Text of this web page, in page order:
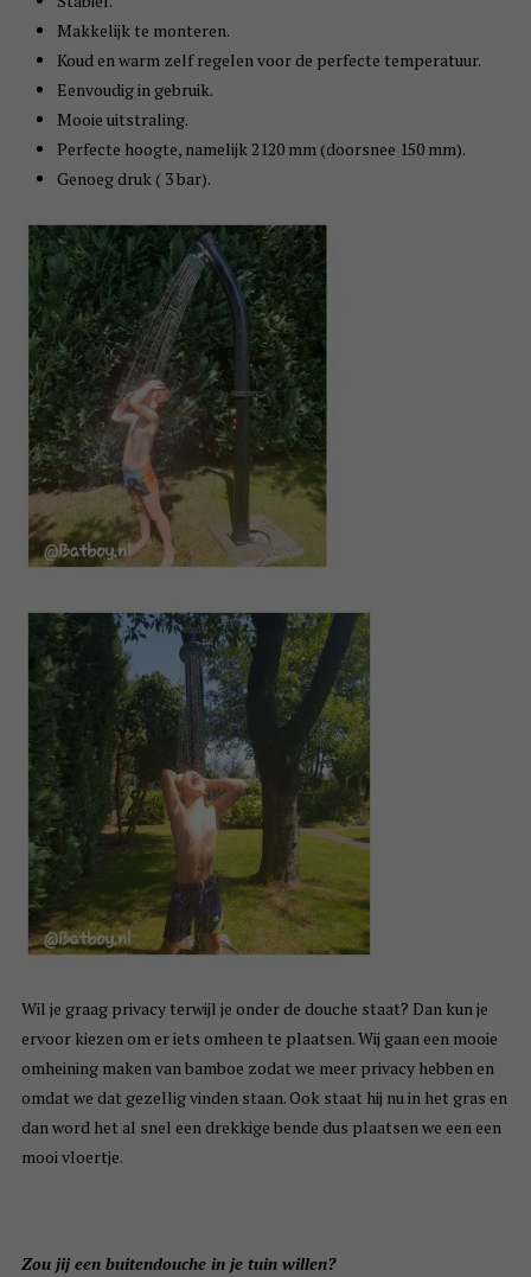
Makkelijk te monteren.
Koud en warm zelf regelen voor de perfecte temperatuur.
Eenvoudig in gebruik.
Mooie uitstraling.
Perfecte hoogte, namelijk 2120 mm (doorsnee 150 mm).
Genoeg druk ( 3 bar).
Wil je graag privacy terwijl je onder de douche staat? Dan kun je
ervoor kiezen om er iets omheen te plaatsen. Wij gaan een mooie
omheining maken van bamboe zodat we meer privacy hebben en
omdat we dat gezellig vinden staan. Ook staat hij nu in het gras en
dan word het al snel een drekkige bende dus plaatsen we een een
mooi vloertje.
Zou jij een buitendouche in je tuin willen?